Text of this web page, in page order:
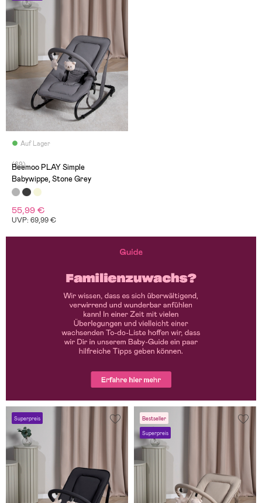
Auf Lager
(69)
Beemoo PLAY Simple
Babywippe, Stone Grey
55,99 €
UVP: 69,99 €
Superpreis Bestseller
Superpreis